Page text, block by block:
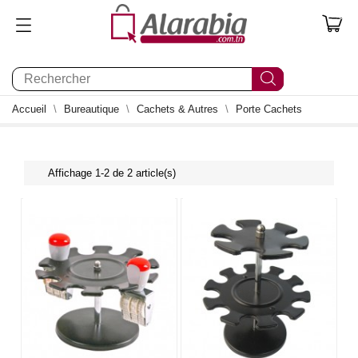
0
Accueil Bureautique Cachets & Autres Porte Cachets
Affichage 1-2 de 2 article(s)